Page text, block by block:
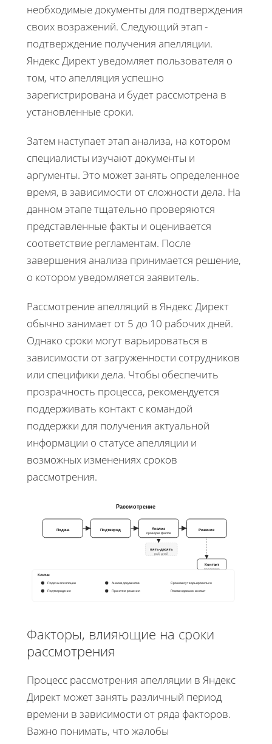
необходимые документы для подтверждения
своих возражений. Следующий этап -
подтверждение получения апелляции.
Яндекс Директ уведомляет пользователя о
том, что апелляция успешно
зарегистрирована и будет рассмотрена в
установленные сроки.
Затем наступает этап анализа, на котором
специалисты изучают документы и
аргументы. Это может занять определенное
время, в зависимости от сложности дела. На
данном этапе тщательно проверяются
представленные факты и оценивается
соответствие регламентам. После
завершения анализа принимается решение,
о котором уведомляется заявитель.
Рассмотрение апелляций в Яндекс Директ
обычно занимает от 5 до 10 рабочих дней.
Однако сроки могут варьироваться в
зависимости от загруженности сотрудников
или специфики дела. Чтобы обеспечить
прозрачность процесса, рекомендуется
поддерживать контакт с командой
поддержки для получения актуальной
информации о статусе апелляции и
возможных изменениях сроков
рассмотрения.
Рассмотрение
Подача Подтвержд Анализ
проверка фактов
Решение
пять-десять
раб. дней
Контакт
поддержка
Ключи
Подача апелляции
Подтверждение
Анализ документов
Принятие решения
Сроки могут варьироваться
Рекомендовано: контакт
Факторы, влияющие на сроки
рассмотрения
Процесс рассмотрения апелляции в Яндекс
Директ может занять различный период
времени в зависимости от ряда факторов.
Важно понимать, что жалобы